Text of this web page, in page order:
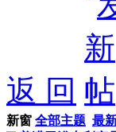
返 回
新窗 全部主题 最